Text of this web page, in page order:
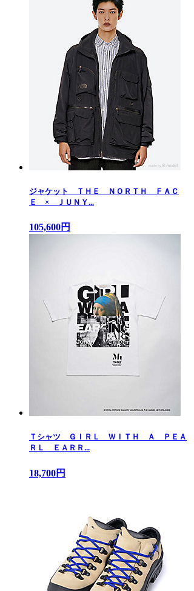
ジャケット ＴＨＥ ＮＯＲＴＨ ＦＡＣ
Ｅ × ＪＵＮＹ...
105,600円
Ｔシャツ ＧＩＲＬ ＷＩＴＨ Ａ ＰＥＡ
ＲＬ ＥＡＲＲ...
18,700円